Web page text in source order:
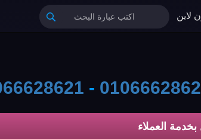
لاين
-
العملاء